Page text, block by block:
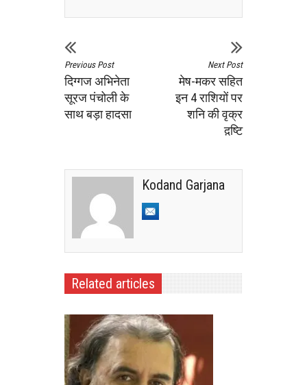
Previous Post
दिग्गज अभिनेता
सूरज पंचोली के
साथ बड़ा हादसा
Next Post
मेष-मकर सहित
इन 4 राशियों पर
शनि की वृक्र
द़ष्टि
Kodand Garjana
Related articles